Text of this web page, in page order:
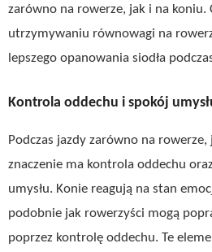
zarówno na rowerze, jak i na koniu.
utrzymywaniu równowagi na
lepszego opanowania siodła
Kontrola oddechu i spokój
Podczas jazdy zarówno na
znaczenie ma kontrola oddechu
umysłu. Konie reagują na stan
podobnie jak rowerzyści mogą
poprzez kontrolę oddechu. Te